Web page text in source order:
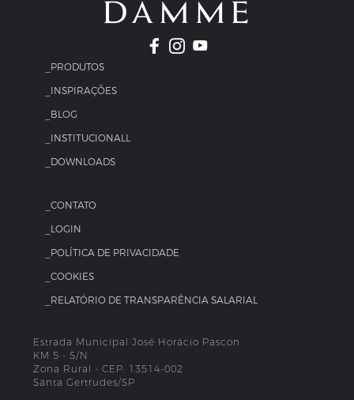
_PRODUTOS
_INSPIRAÇÕES
_BLOG
_INSTITUCIONALL
_DOWNLOADS
_CONTATO
_LOGIN
_POLÍTICA DE PRIVACIDADE
_COOKIES
_RELATÓRIO DE TRANSPARÊNCIA SALARIAL
Estrada Municipal José Horácio Pascon
KM 5 - S/N
Zona Rural - CEP: 13514-002
Santa Gertrudes/SP